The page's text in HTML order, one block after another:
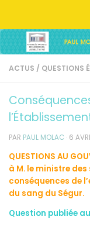
ACTUS / QUESTIONS
PAR PAUL MOLAC · 6
QUESTIONS AU
à M. le ministre
conséquences de
du sang du Ségur.
Question publiée